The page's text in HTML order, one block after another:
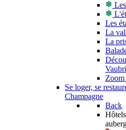
Les
La
La
Zoom
Se loger, se
Champagne
Back